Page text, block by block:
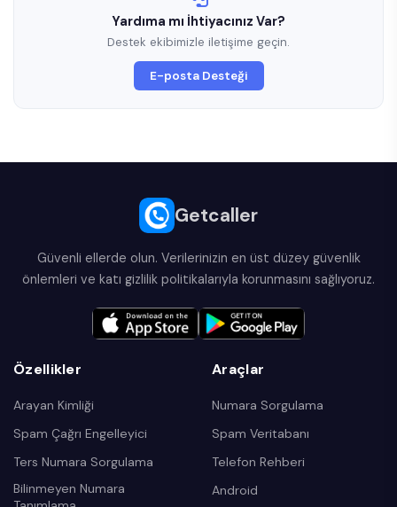
Yardıma mı İhtiyacınız Var?
Destek ekibimizle iletişime geçin.
E-posta Desteği
Getcaller
Güvenli ellerde olun. Verilerinizin en üst düzey güvenlik
önlemleri ve katı gizlilik politikalarıyla korunmasını sağlıyoruz.
Özellikler
Arayan Kimliği
Spam Çağrı Engelleyici
Ters Numara Sorgulama
Bilinmeyen Numara
Araçlar
Numara Sorgulama
Spam Veritabanı
Telefon Rehberi
Android